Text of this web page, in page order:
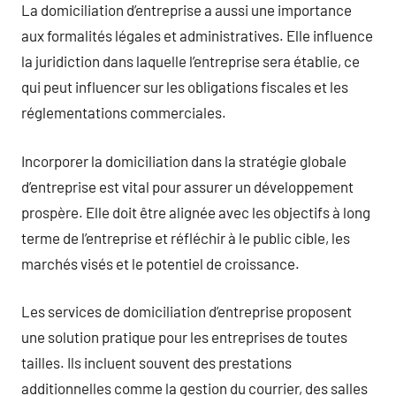
La domiciliation d’entreprise a aussi une importance
aux formalités légales et administratives. Elle influence
la juridiction dans laquelle l’entreprise sera établie, ce
qui peut influencer sur les obligations fiscales et les
réglementations commerciales.
Incorporer la domiciliation dans la stratégie globale
d’entreprise est vital pour assurer un développement
prospère. Elle doit être alignée avec les objectifs à long
terme de l’entreprise et réfléchir à le public cible, les
marchés visés et le potentiel de croissance.
Les services de domiciliation d’entreprise proposent
une solution pratique pour les entreprises de toutes
tailles. Ils incluent souvent des prestations
additionnelles comme la gestion du courrier, des salles